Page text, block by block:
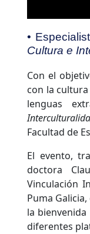
•
Cultura e
Con el
con la
lenguas
Facultad de
El evento,
doctora
Vinculación
Puma
la
diferentes